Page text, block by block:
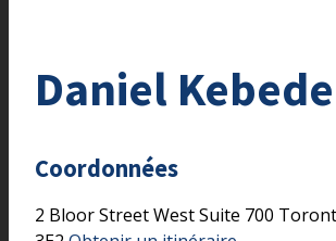
Daniel Kebede
Coordonnées
2 Bloor Street WestSuite 700